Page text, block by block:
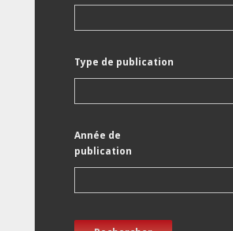
Type de publication
Année de
publication